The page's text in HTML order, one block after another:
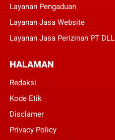
Layanan Pengaduan
Layanan Jasa Website
Layanan Jasa Perizinan PT DLL
HALAMAN
Redaksi
Kode Etik
Disclamer
Privacy Policy